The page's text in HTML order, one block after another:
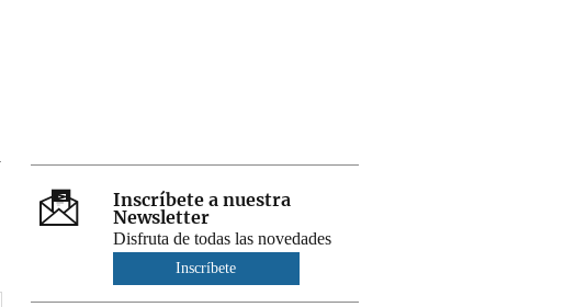
Inscríbete a nuestra
Newsletter
Disfruta de todas las novedades
Inscríbete